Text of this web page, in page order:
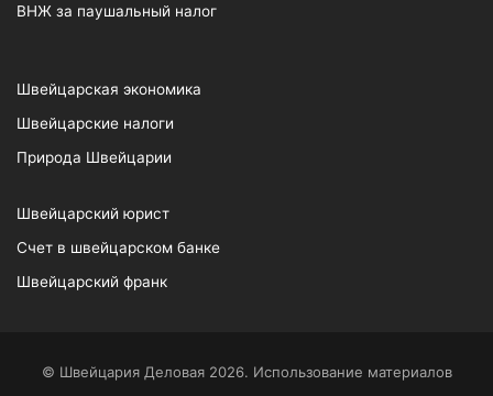
ВНЖ за паушальный налог
Швейцарская экономика
Швейцарские налоги
Природа Швейцарии
Швейцарский юрист
Счет в швейцарском банке
Швейцарский франк
© Швейцария Деловая 2026. Использование материалов